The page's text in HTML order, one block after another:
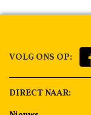
VOLG ONS OP:
DIRECT NAAR: